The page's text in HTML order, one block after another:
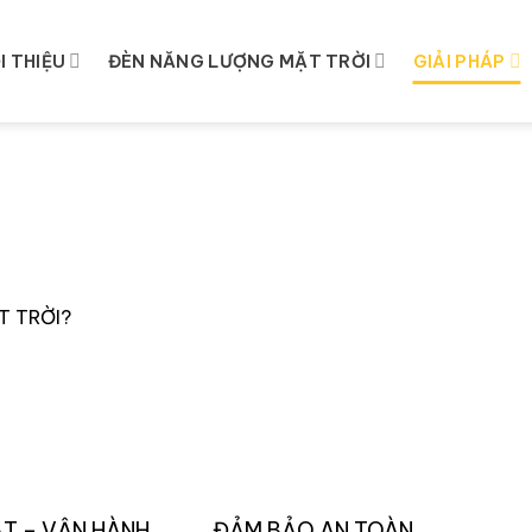
THIỆU ĐÈN NĂNG LƯỢNG MẶT TRỜI GIẢI PHÁP
không chỉ giúp
khoản đầu tư
TRỜI?